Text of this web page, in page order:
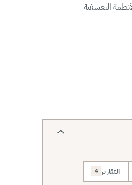
التعسفية
التقارير 4